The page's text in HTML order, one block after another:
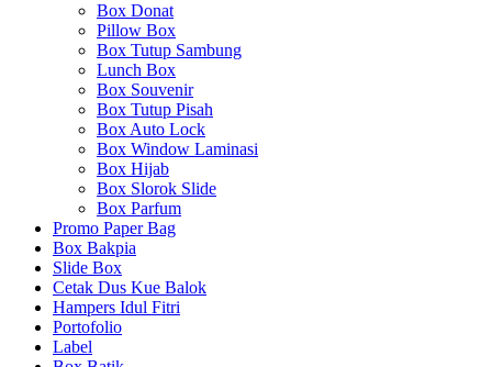
Box Donat
Pillow Box
Box Tutup Sambung
Lunch Box
Box Souvenir
Box Tutup Pisah
Box Auto Lock
Box Window Laminasi
Box Hijab
Box Slorok Slide
Box Parfum
Promo Paper Bag
Box Bakpia
Slide Box
Cetak Dus Kue Balok
Hampers Idul Fitri
Portofolio
Label